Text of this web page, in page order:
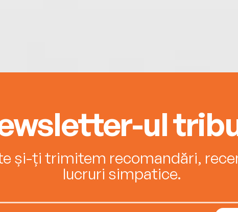
ul
și-ți trimitem recomandări,
lucruri simpatice.